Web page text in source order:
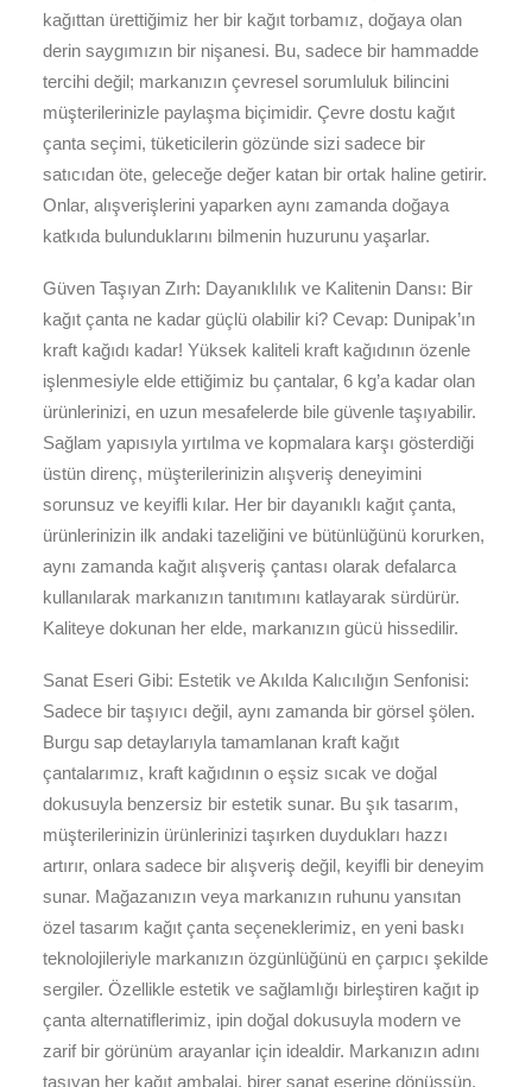
kağıttan ürettiğimiz her bir kağıt torbamız, doğaya olan
derin saygımızın bir nişanesi. Bu, sadece bir hammadde
tercihi değil; markanızın çevresel sorumluluk bilincini
müşterilerinizle paylaşma biçimidir. Çevre dostu kağıt
çanta seçimi, tüketicilerin gözünde sizi sadece bir
satıcıdan öte, geleceğe değer katan bir ortak haline getirir.
Onlar, alışverişlerini yaparken aynı zamanda doğaya
katkıda bulunduklarını bilmenin huzurunu yaşarlar.
Güven Taşıyan Zırh: Dayanıklılık ve Kalitenin Dansı: Bir
kağıt çanta ne kadar güçlü olabilir ki? Cevap: Dunipak’ın
kraft kağıdı kadar! Yüksek kaliteli kraft kağıdının özenle
işlenmesiyle elde ettiğimiz bu çantalar, 6 kg’a kadar olan
ürünlerinizi, en uzun mesafelerde bile güvenle taşıyabilir.
Sağlam yapısıyla yırtılma ve kopmalara karşı gösterdiği
üstün direnç, müşterilerinizin alışveriş deneyimini
sorunsuz ve keyifli kılar. Her bir dayanıklı kağıt çanta,
ürünlerinizin ilk andaki tazeliğini ve bütünlüğünü korurken,
aynı zamanda kağıt alışveriş çantası olarak defalarca
kullanılarak markanızın tanıtımını katlayarak sürdürür.
Kaliteye dokunan her elde, markanızın gücü hissedilir.
Sanat Eseri Gibi: Estetik ve Akılda Kalıcılığın Senfonisi:
Sadece bir taşıyıcı değil, aynı zamanda bir görsel şölen.
Burgu sap detaylarıyla tamamlanan kraft kağıt
çantalarımız, kraft kağıdının o eşsiz sıcak ve doğal
dokusuyla benzersiz bir estetik sunar. Bu şık tasarım,
müşterilerinizin ürünlerinizi taşırken duydukları hazzı
artırır, onlara sadece bir alışveriş değil, keyifli bir deneyim
sunar. Mağazanızın veya markanızın ruhunu yansıtan
özel tasarım kağıt çanta seçeneklerimiz, en yeni baskı
teknolojileriyle markanızın özgünlüğünü en çarpıcı şekilde
sergiler. Özellikle estetik ve sağlamlığı birleştiren kağıt ip
çanta alternatiflerimiz, ipin doğal dokusuyla modern ve
zarif bir görünüm arayanlar için idealdir. Markanızın adını
taşıyan her kağıt ambalaj, birer sanat eserine dönüşsün.